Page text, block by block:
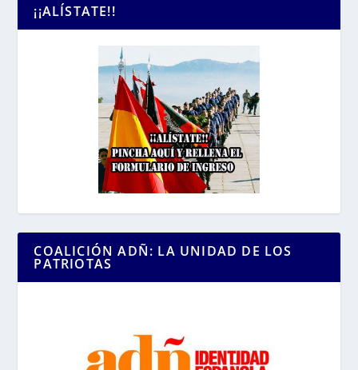
¡¡ALÍSTATE!!
COALICIÓN ADÑ: LA UNIDAD DE LOS
PATRIOTAS